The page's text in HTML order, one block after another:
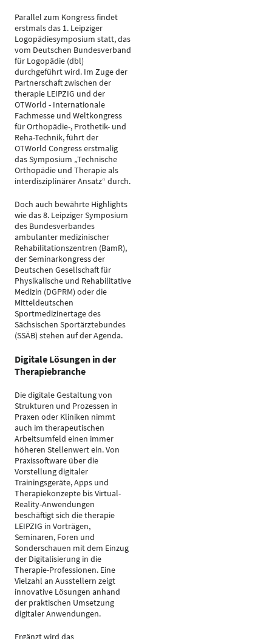
Parallel zum Kongress findet
erstmals das 1. Leipziger
Logopädiesymposium statt, das
vom Deutschen Bundesverband
für Logopädie (dbl)
durchgeführt wird. Im Zuge der
Partnerschaft zwischen der
therapie LEIPZIG und der
OTWorld - Internationale
Fachmesse und Weltkongress
für Orthopädie-, Prothetik- und
Reha-Technik, führt der
OTWorld Congress erstmalig
das Symposium „Technische
Orthopädie und Therapie als
interdisziplinärer Ansatz“ durch.
Doch auch bewährte Highlights
wie das 8. Leipziger Symposium
des Bundesverbandes
ambulanter medizinischer
Rehabilitationszentren (BamR),
der Seminarkongress der
Deutschen Gesellschaft für
Physikalische und Rehabilitative
Medizin (DGPRM) oder die
Mitteldeutschen
Sportmedizinertage des
Sächsischen Sportärztebundes
(SSÄB) stehen auf der Agenda.
Digitale Lösungen in der
Therapiebranche
Die digitale Gestaltung von
Strukturen und Prozessen in
Praxen oder Kliniken nimmt
auch im therapeutischen
Arbeitsumfeld einen immer
höheren Stellenwert ein. Von
Praxissoftware über die
Vorstellung digitaler
Trainingsgeräte, Apps und
Therapiekonzepte bis Virtual-
Reality-Anwendungen
beschäftigt sich die therapie
LEIPZIG in Vorträgen,
Seminaren, Foren und
Sonderschauen mit dem Einzug
der Digitalisierung in die
Therapie-Professionen. Eine
Vielzahl an Ausstellern zeigt
innovative Lösungen anhand
der praktischen Umsetzung
digitaler Anwendungen.
Ergänzt wird das